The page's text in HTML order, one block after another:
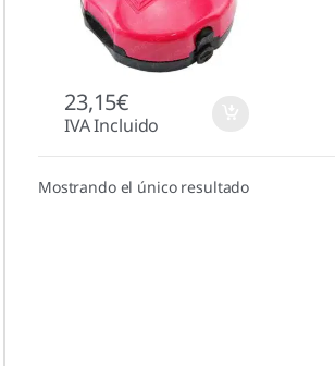
23,15€
IVA Incluido
Mostrando el único resultado